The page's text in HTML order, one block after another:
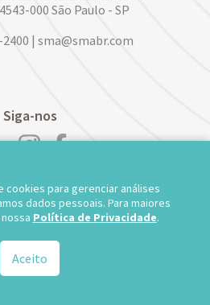
000 São Paulo - SP
2400 | sma@smabr.com
Siga-nos
DE DADOS
cookies para gerenciar análises
dados pessoais. Para maiores
Política de Privacidade.
Aceito